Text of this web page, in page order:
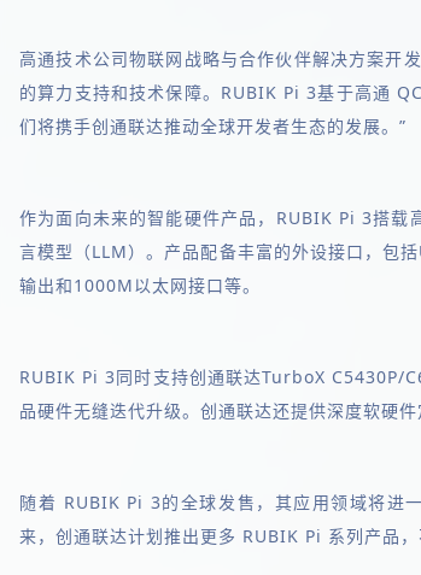
高通技术公司物联网战略与合作伙伴解决方案
的算力支持和技术保障。RUBIK Pi 3基于高通
们将携手创通联达推动全球开发者生态的发展。”
作为面向未来的智能硬件产品，RUBIK Pi 3搭
言模型（LLM）。产品配备丰富的外设接口，包
输出和1000M以太网接口等。
RUBIK Pi 3同时支持创通联达TurboX C5430P/
品硬件无缝迭代升级。创通联达还提供深度软硬
随着 RUBIK Pi 3的全球发售，其应用领域将进
来，创通联达计划推出更多 RUBIK Pi 系列产品